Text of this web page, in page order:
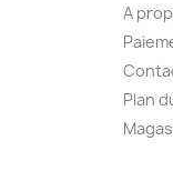
A
Plan